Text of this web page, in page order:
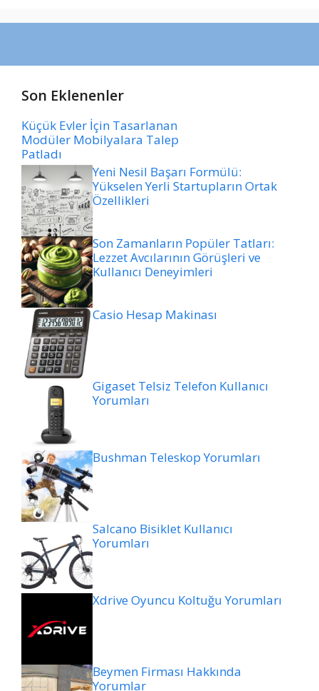
Son Eklenenler
Küçük Evler İçin Tasarlanan
Modüler Mobilyalara Talep
Patladı
Yeni Nesil Başarı Formülü:
Yükselen Yerli Startupların Ortak
Özellikleri
Son Zamanların Popüler Tatları:
Lezzet Avcılarının Görüşleri ve
Kullanıcı Deneyimleri
Casio Hesap Makinası
Gigaset Telsiz Telefon Kullanıcı
Yorumları
Bushman Teleskop Yorumları
Salcano Bisiklet Kullanıcı
Yorumları
Xdrive Oyuncu Koltuğu Yorumları
Beymen Firması Hakkında
Yorumlar